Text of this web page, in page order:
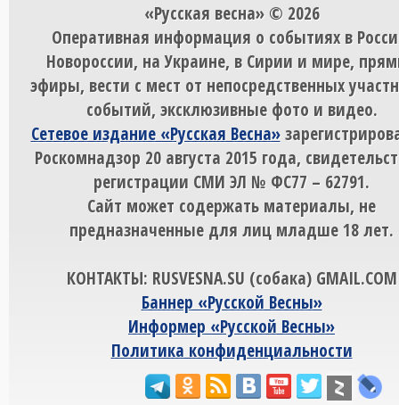
«Русская весна» © 2026
Оперативная информация о событиях в
Новороссии, на Украине, в Сирии и мире,
эфиры, вести с мест от непосредственных
событий, эксклюзивные фото и видео.
Сетевое издание «Русская Весна»
Роскомнадзор 20 августа 2015 года,
регистрации СМИ ЭЛ № ФС77 – 62791.
Сайт может содержать материалы, не
предназначенные для лиц младше 18 лет.
КОНТАКТЫ: RUSVESNA.SU (собака) GMAIL.COM
Баннер «Русской Весны»
Информер «Русской Весны»
Политика конфиденциальности